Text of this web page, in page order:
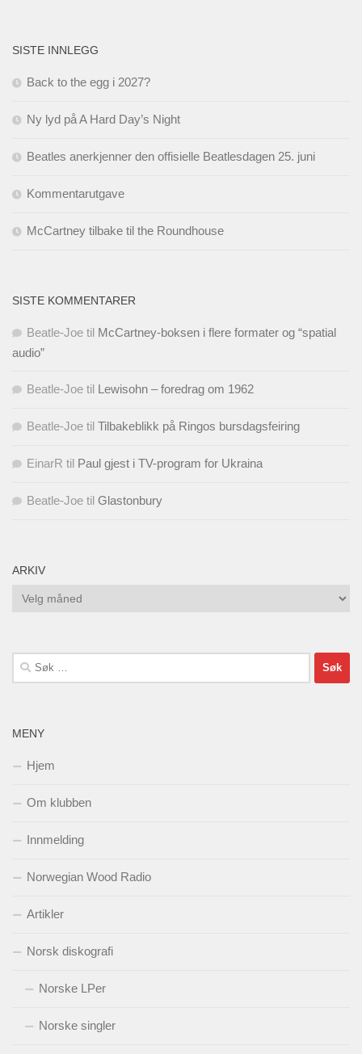
SISTE INNLEGG
Back to the egg i 2027?
Ny lyd på A Hard Day’s Night
Beatles anerkjenner den offisielle Beatlesdagen 25. juni
Kommentarutgave
McCartney tilbake til the Roundhouse
SISTE KOMMENTARER
Beatle-Joe til McCartney-boksen i flere formater og “spatial
audio”
Beatle-Joe til Lewisohn – foredrag om 1962
Beatle-Joe til Tilbakeblikk på Ringos bursdagsfeiring
EinarR til Paul gjest i TV-program for Ukraina
Beatle-Joe til Glastonbury
ARKIV
Arkiv
Søk
etter:
MENY
Hjem
Om klubben
Innmelding
Norwegian Wood Radio
Artikler
Norsk diskografi
Norske LPer
Norske singler